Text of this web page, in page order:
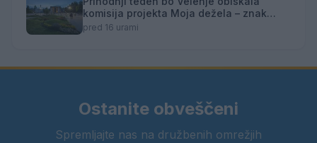
komisija projekta Moja dežela – znak
gostoljubnosti
pred 16 urami
Ostanite obveščeni
Spremljajte nas na družbenih omrežjih